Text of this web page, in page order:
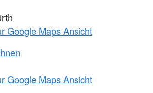
Google Maps Ansicht
Google Maps Ansicht